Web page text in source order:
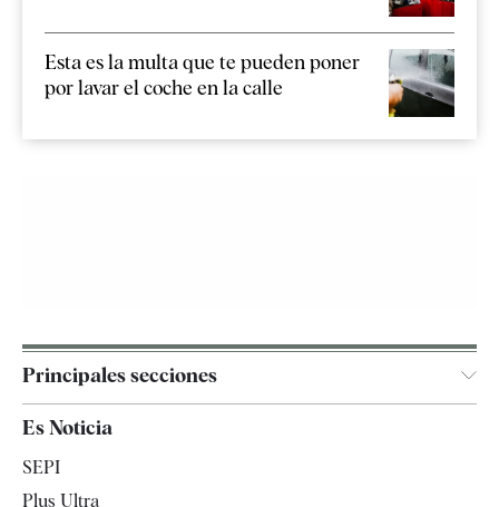
Esta es la multa que te pueden poner
por lavar el coche en la calle
Principales secciones
España
Es Noticia
SEPI
Plus Ultra